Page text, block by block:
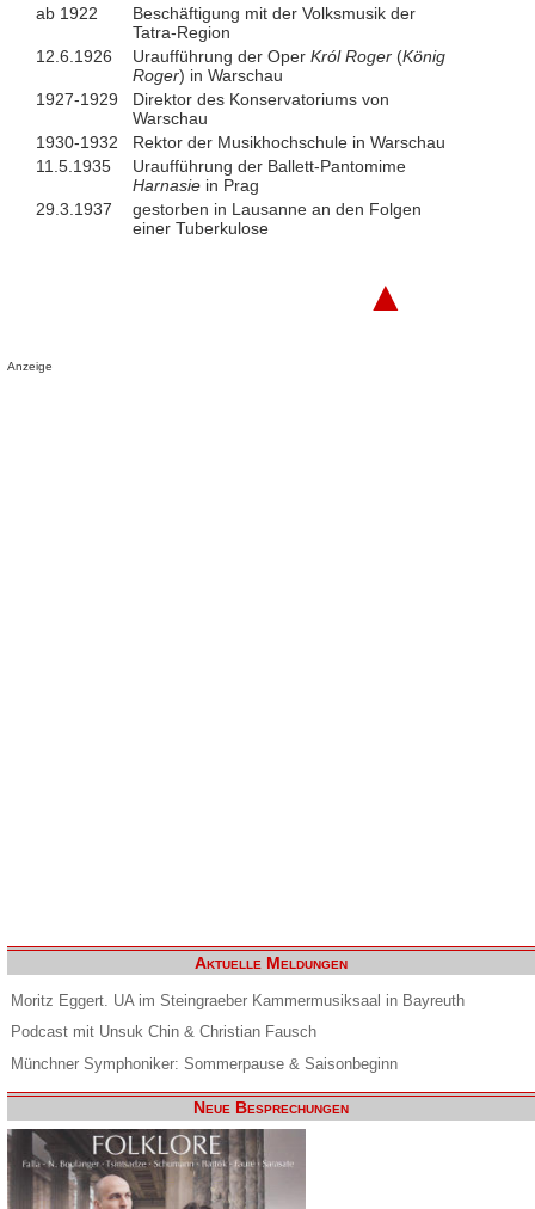
ab 1922
Beschäftigung mit der Volksmusik der
Tatra-Region
12.6.1926
Uraufführung der Oper Król Roger(König
Roger) in Warschau
1927-1929
Direktor des Konservatoriums von
Warschau
1930-1932
Rektor der Musikhochschule in Warschau
11.5.1935
Uraufführung der Ballett-Pantomime
Harnasiein Prag
29.3.1937
gestorben in Lausanne an den Folgen
einer Tuberkulose
▲
Anzeige
Aktuelle Meldungen
Moritz Eggert. UA im Steingraeber Kammermusiksaal in Bayreuth
Podcast mit Unsuk Chin & Christian Fausch
Münchner Symphoniker: Sommerpause & Saisonbeginn
Neue Besprechungen